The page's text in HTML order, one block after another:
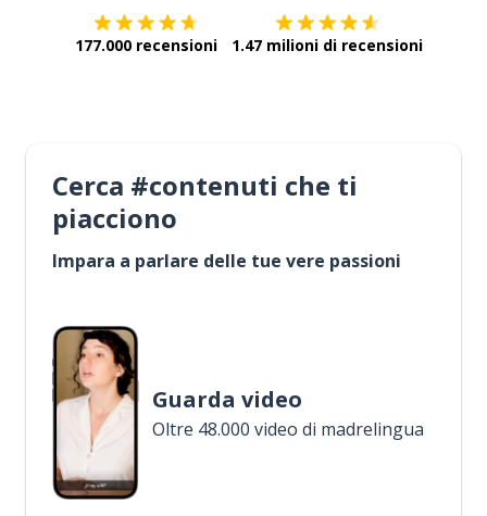
177.000 recensioni 1.47 milioni di recensioni
Cerca #contenuti che ti
piacciono
Impara a parlare delle tue vere passioni
Guarda video
Oltre 48.000 video di madrelingua